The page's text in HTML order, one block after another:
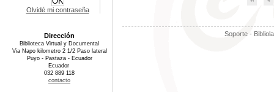
Soporte -
Olvidé mi contraseña
Dirección
Biblioteca Virtual y Documental
Via Napo kilometro 2 1/2 Paso lateral
Puyo - Pastaza - Ecuador
Ecuador
032 889 118
contacto